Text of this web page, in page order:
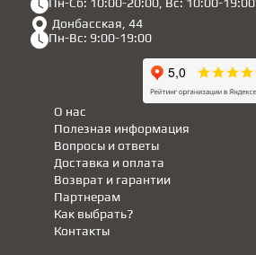
Донбасская, 44
Пн-Вс: 9:00-19:00
Полезная информация
Партнерам
Вопросы и ответы
Доставка и оплата
Возврат и гарантии
Как выбрать?
О нас
Контакты